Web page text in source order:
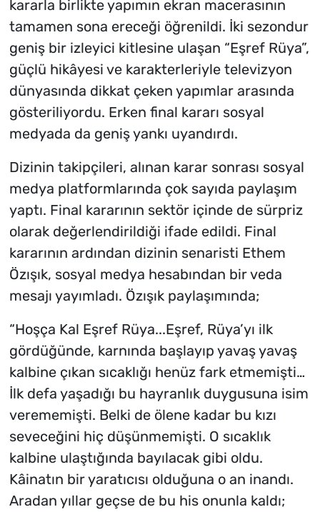
kararla birlikte yapımın ekran macerasının
tamamen sona ereceği öğrenildi. İki sezondur
geniş bir izleyici kitlesine ulaşan “Eşref Rüya”,
güçlü hikâyesi ve karakterleriyle televizyon
dünyasında dikkat çeken yapımlar arasında
gösteriliyordu. Erken final kararı sosyal
medyada da geniş yankı uyandırdı.
Dizinin takipçileri, alınan karar sonrası sosyal
medya platformlarında çok sayıda paylaşım
yaptı. Final kararının sektör içinde de sürpriz
olarak değerlendirildiği ifade edildi. Final
kararının ardından dizinin senaristi Ethem
Özışık, sosyal medya hesabından bir veda
mesajı yayımladı. Özışık paylaşımında;
“Hoşça Kal Eşref Rüya...Eşref, Rüya’yı ilk
gördüğünde, karnında başlayıp yavaş yavaş
kalbine çıkan sıcaklığı henüz fark etmemişti…
İlk defa yaşadığı bu hayranlık duygusuna isim
verememişti. Belki de ölene kadar bu kızı
seveceğini hiç düşünmemişti. O sıcaklık
kalbine ulaştığında bayılacak gibi oldu.
Kâinatın bir yaratıcısı olduğuna o an inandı.
Aradan yıllar geçse de bu his onunla kaldı;